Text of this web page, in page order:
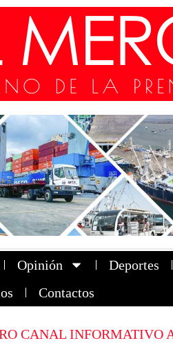
Opinión Deportes
Contactos
CANAL INFORMATIVO